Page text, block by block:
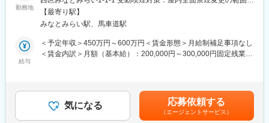
■業務内容
パシフィコ横浜に常駐し、顧客との打ち合わせ～当日の運営まで
一貫して行っていただきます。当会場で行われる展示会やイベン
ト、学会など、様々な案件に携わることが出来ます。
パシフィコ横浜がクライアントとなり案件の依頼は継続的にござ
・イベント実施企業との打ち合わせ
→どの会場を使用するか、当日の部品などの確認
・社内打ち合わせ（デザイン部・制作営業他）
勤務地
会社の定める事業所
【最寄り駅】
みなとみらい駅、馬車道駅
給与
＜予定年収＞450万円～600万円＜賃金形態＞月給制補足事項なし
＜賃金内訳＞月額（基本給）：200,000円～300,000円固定残業手
給与補足＞■賞与：年2回（夏、冬）※業績連動／昨年実績4か月賃
金はあくまでも目安の金額であり、選考を通じて上下する可能性
があります。月給(月額)は固定手当を含めた表記です。
気になる 応募依頼する
（エージェントサービス）